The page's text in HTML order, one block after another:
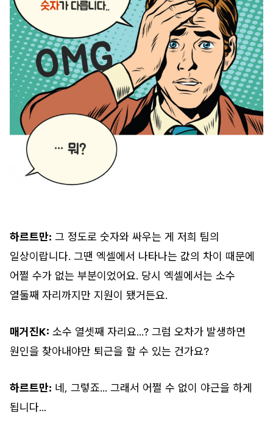
하르트만: 그 정도로 숫자와 싸우는 게 저희 팀의
일상이랍니다. 그땐 엑셀에서 나타나는 값의 차이 때문에
어쩔 수가 없는 부분이었어요. 당시 엑셀에서는 소수
열둘째 자리까지만 지원이 됐거든요.
매거진K: 소수 열셋째 자리요…? 그럼 오차가 발생하면
원인을 찾아내야만 퇴근을 할 수 있는 건가요?
하르트만: 네, 그렇죠… 그래서 어쩔 수 없이 야근을 하게
됩니다…